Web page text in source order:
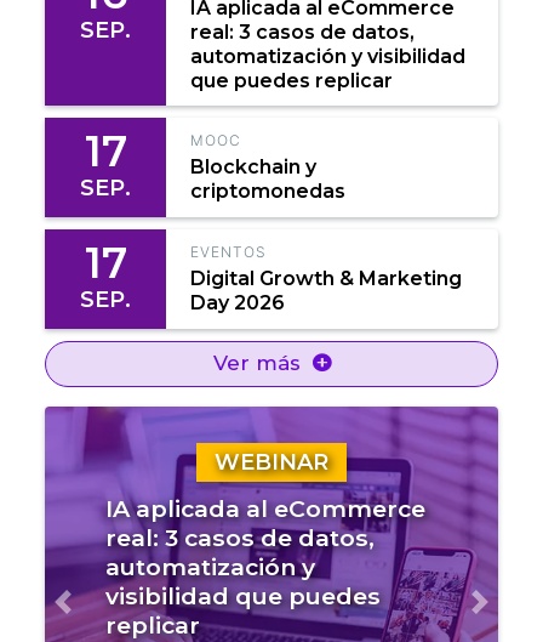
SEP.
IA aplicada al eCommerce
real: 3 casos de datos,
automatización y visibilidad
que puedes replicar
17
SEP.
MOOC
Blockchain y
criptomonedas
17
SEP.
EVENTOS
Digital Growth & Marketing
Day 2026
Ver más
WEBINAR
IA aplicada al eCommerce
real: 3 casos de datos,
automatización y
visibilidad que puedes
replicar
Anterior